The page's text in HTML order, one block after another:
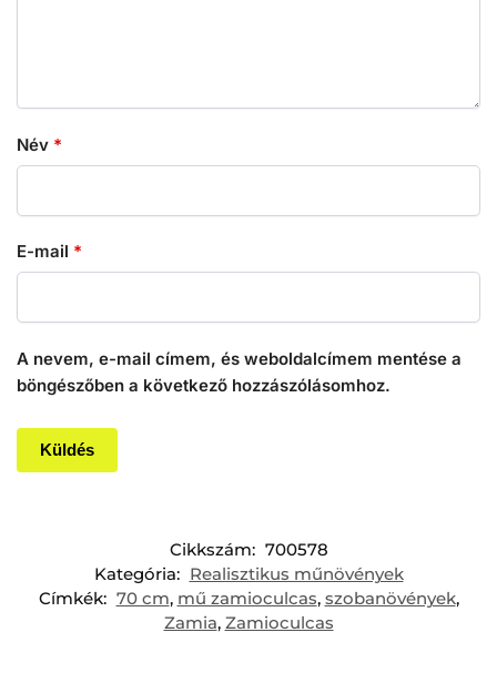
Név *
E-mail *
A nevem, e-mail címem, és weboldalcímem mentése a
böngészőben a következő hozzászólásomhoz.
Cikkszám: 700578
Kategória: Realisztikus műnövények
Címkék: 70 cm, mű zamioculcas, szobanövények,
Zamia, Zamioculcas